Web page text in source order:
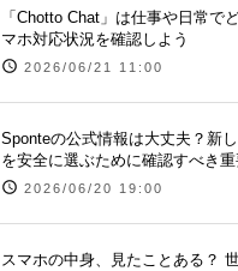
「Chotto Chat」は仕事や日常で
マホ対応状況を確認しよう
2026/06/21 11:00
Sponteの公式情報は大丈夫？新
を安全に選ぶために確認すべき重
2026/06/20 19:00
スマホの中身、見たことある？